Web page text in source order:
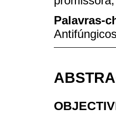
Palavras-